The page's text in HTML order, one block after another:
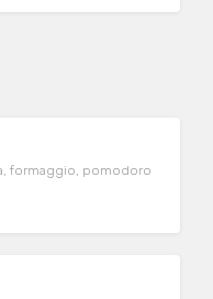
formaggio, pomodoro